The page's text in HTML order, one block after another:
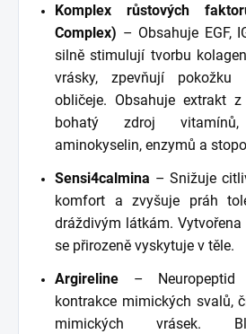
Komplex růstových
Complex) – Obsahuje EGF,
silně stimulují tvorbu
vrásky, zpevňují
obličeje. Obsahuje extrakt
bohatý zdroj
aminokyselin, enzymů a
Sensi4calmina – Snižuje
komfort a zvyšuje práh
dráždivým látkám.
se přirozeně vyskytuje v těle.
Argireline – Neuropeptid
kontrakce mimických svalů,
mimických vrásek.